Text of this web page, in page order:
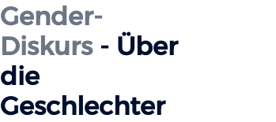
Gender-
Diskurs- Über
die
Geschlechter